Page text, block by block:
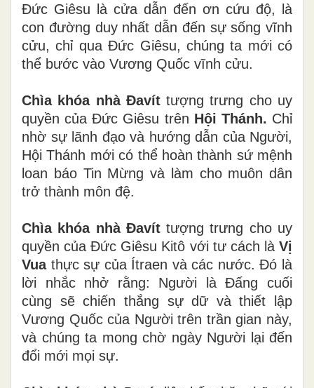
Đức Giêsu là cửa dẫn đến ơn cứu độ, là
con đường duy nhất dẫn đến sự sống vĩnh
cửu, chỉ qua Đức Giêsu, chúng ta mới có
thể bước vào Vương Quốc vĩnh cửu.
Chìa khóa nhà Đavíttượng trưng cho uy
quyền của Đức Giêsu trên Hội Thánh. Chỉ
nhờ sự lãnh đạo và hướng dẫn của Người,
Hội Thánh mới có thể hoàn thành sứ mệnh
loan báo Tin Mừng và làm cho muôn dân
trở thành môn đệ.
Chìa khóa nhà Đavíttượng trưng cho uy
quyền của Đức Giêsu Kitô với tư cách là Vị
Vuathực sự của Ítraen và các nước. Đó là
lời nhắc nhở rằng: Người là Đấng cuối
cùng sẽ chiến thắng sự dữ và thiết lập
Vương Quốc của Người trên trần gian này,
và chúng ta mong chờ ngày Người lại đến
đổi mới mọi sự.